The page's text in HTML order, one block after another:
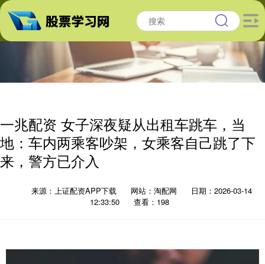
一兆配资 女子深夜疑从出租车跳车，当
地：车内两乘客吵架，女乘客自己跳了下
来，警方已介入
来源：上证配资APP下载 网站：淘配网
日期：2026-03-14
12:33:50
查看：198